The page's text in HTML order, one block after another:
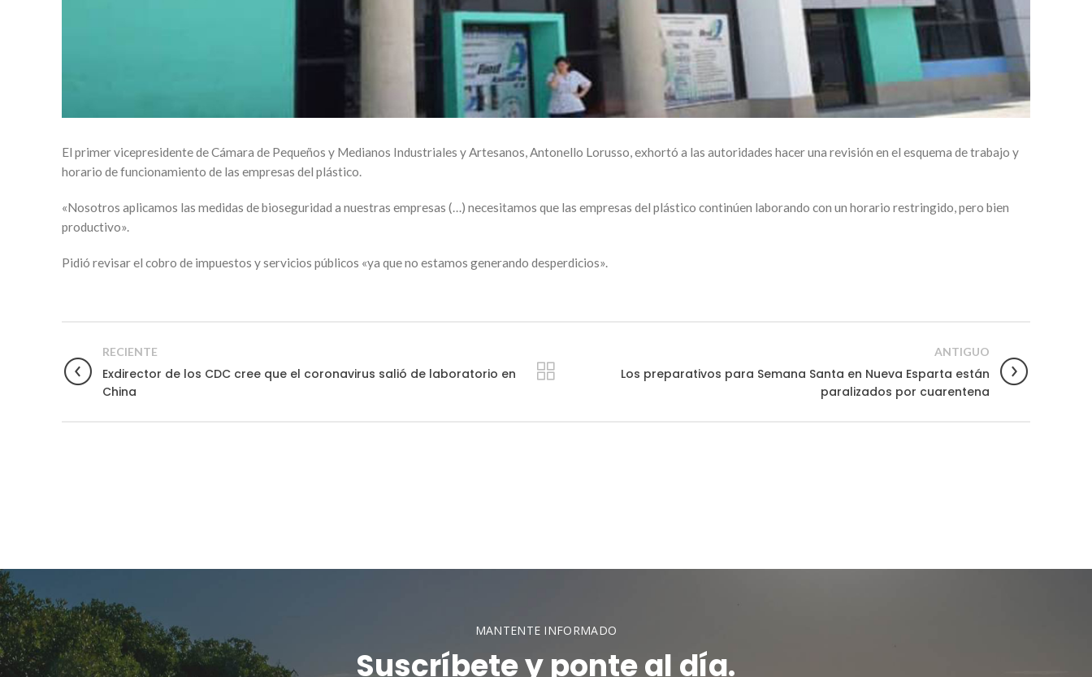
El primer vicepresidente de Cámara de Pequeños y Medianos Industriales y Artesanos, Antonello Lorusso, exhortó a las autoridades hacer una revisión en el esquema de trabajo y
horario de funcionamiento de las empresas del plástico.
«Nosotros aplicamos las medidas de bioseguridad a nuestras empresas (…) necesitamos que las empresas del plástico continúen laborando con un horario restringido, pero bien
productivo».
Pidió revisar el cobro de impuestos y servicios públicos «ya que no estamos generando desperdicios».
RECIENTE
Exdirector de los CDC cree que el coronavirus salió de laboratorio en
China
ANTIGUO
Los preparativos para Semana Santa en Nueva Esparta están
paralizados por cuarentena
MANTENTE INFORMADO
Suscríbete y ponte al día.